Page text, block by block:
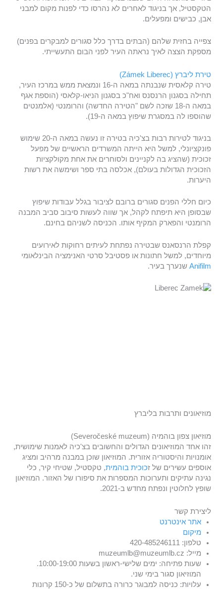
הטקסטיל, אך בניגוד לאחרים לא נהרסו כדי לפנות מקום למבני
אבן, כבישים ומפעלים.
צפייה בחזית שלהם (הבתים בדרך כלל סגורים למבקרים בפנים)
מספקת הצצה לאיך נראתה העיר לפני הבום התעשייתי.
טירת ליברץ (Zámek Liberec)
טירה קלאסית שנבנתה במאה ה-16 ונמצאת ממש במרכז העיר,
תחילה בסגנון הרנסנס ואח"כ בסגנון הניאו-קלאסי (הוספת אגף
במאה ה-18 שזכה לשם "הטירה החדשה) והרומנטי (אלמנטים
שהוספו לה במסגרת שיפוץ במאה ה-19).
בניגוד לטירות רבות בצ'כיה בטירה זו נעשה במאה ה-20 שימוש
פונקציונלי, למשל היא הייתה המשרדים הראשיים של מפעל
זכוכית (שהציג בה לקניינים ולסוחרים את אחת מקולקציות
הזכוכית הגדולות בעולם), אכלסה בתי ספר ושימשה את רשות
היערות.
כיום חללי הפנים סגורים ברובם לציבור בגלל עבודות שיפוץ
שבסופן היא תיפתח לקהל, אך שווה לעשות סיבוב סביב המבנה
הרומנטי והפארק המקיף אותו. הכניסה לשניהם בחינם.
קפלת הרנסאנס שבטירה נפתחת לעיתים רחוקות לאירועים
מיוחדים, למשל חתונות או פסטיבל סרטי האנימציה הבינלאומי
Anifilm שנערך בעיר.
מוזיאונים ותרבות בליברץ
מוזיאון צפון בוהמיה (Severočeské muzeum)
זהו אחד המוזיאונים הגדולים והחשובים בצ'כיה לאמנות שימושית,
אומנויות והיסטוריה אזורית. המוזיאון שוכן במבנה מרהיב ומציג
אוספים עשירים של זכוכית בוהמית, טקסטיל, שטיחי קיר, כלי
נגינה עתיקים ותערוכות המספרות את סיפורו של האזור. המוזיאון
שופץ לחלוטין ונפתח מחדש ב-2021.
ליצירת קשר
אתר אינטרנט
מיקום
טלפון: 420-485246111
מייל: muzeumlb@muzeumlb.cz
שעות פתיחה: ימים שלישי-ראשון בשעות 10:00-19:00.
המוזיאון סגור בימי שני.
עלויות: כניסה למבוגר כרורה בתשלום של כ-150 קרונות